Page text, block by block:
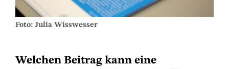
Foto: Julia Wisswesser
Welchen Beitrag kann eine